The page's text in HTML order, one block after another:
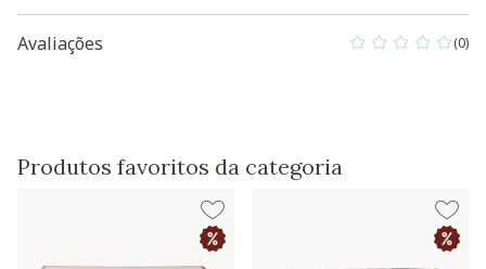
Avaliações 0 out of 5 (0)
Produtos favoritos da categoria